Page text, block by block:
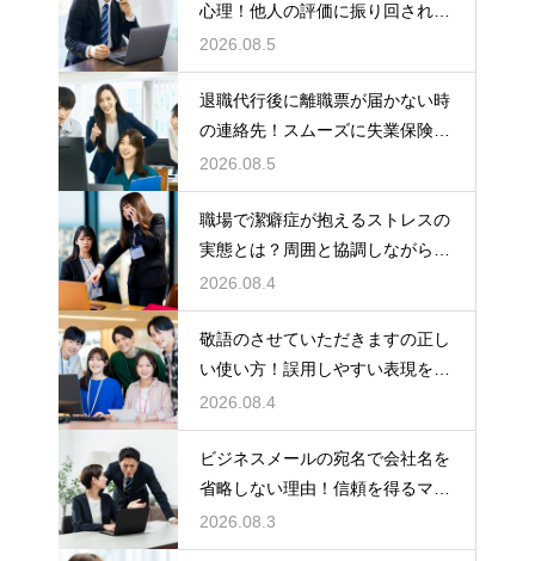
心理！他人の評価に振り回されな
いための術
2026.08.5
退職代行後に離職票が届かない時
の連絡先！スムーズに失業保険を
もらう術
2026.08.5
職場で潔癖症が抱えるストレスの
実態とは？周囲と協調しながら快
適に働く術
2026.08.4
敬語のさせていただきますの正し
い使い方！誤用しやすい表現を理
解する術
2026.08.4
ビジネスメールの宛名で会社名を
省略しない理由！信頼を得るマナ
ー
2026.08.3